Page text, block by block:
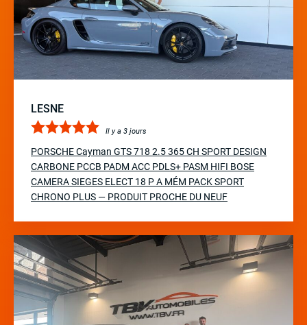
LESNE
Il y a 3 jours
PORSCHE Cayman GTS 718 2.5 365 CH SPORT DESIGN
CARBONE PCCB PADM ACC PDLS+ PASM HIFI BOSE
CAMERA SIEGES ELECT 18 P A MÉM PACK SPORT
CHRONO PLUS — PRODUIT PROCHE DU NEUF